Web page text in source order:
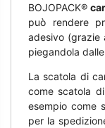
BOJOPACK®
può rendere
adesivo (grazie
piegandola
La scatola di
come scatola
esempio come
per la